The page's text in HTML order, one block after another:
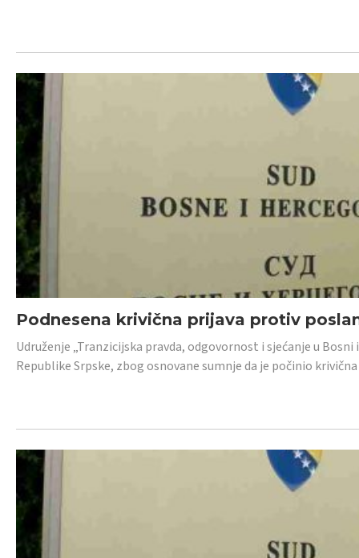
Podnesena krivična prijava protiv
Udruženje „Tranzicijska pravda, odgovornost i sjećanje u
Republike Srpske, zbog osnovane sumnje da je počinio